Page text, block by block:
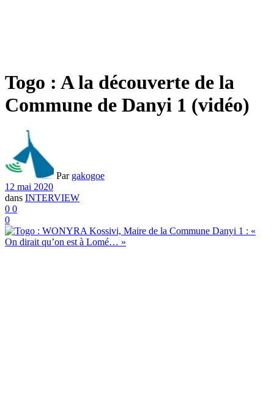
Togo : A la découverte de la
Commune de Danyi 1 (vidéo)
Par gakogoe
12 mai 2020
dans INTERVIEW
0 0
0